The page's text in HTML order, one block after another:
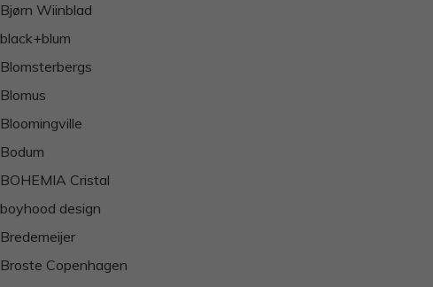
Bjørn Wiinblad
black+blum
Blomsterbergs
Blomus
Bloomingville
Bodum
BOHEMIA Cristal
boyhood design
Bredemeijer
Broste Copenhagen